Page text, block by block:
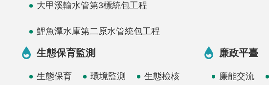
大甲溪輸水管第3標統包工程
鯉魚潭水庫第二原水管統包工程
生態保育監測
生態保育 環境監測 生態檢核
廉政平臺
廉能交流